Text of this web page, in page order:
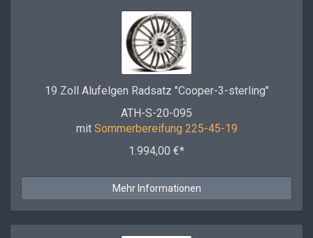
19 Zoll Alufelgen Radsatz "Cooper-3-sterling"
ATH-S-20-095
mit Sommerbereifung 225-45-19
1.994,00 €*
Mehr Informationen